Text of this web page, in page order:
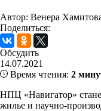
Автор: Венера
Поделиться:
Обсудить
14.07.2021
Время чтения: 2
НПЦ «Навигатор»
жилье и научно-